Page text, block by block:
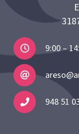
9:00 –
948 51